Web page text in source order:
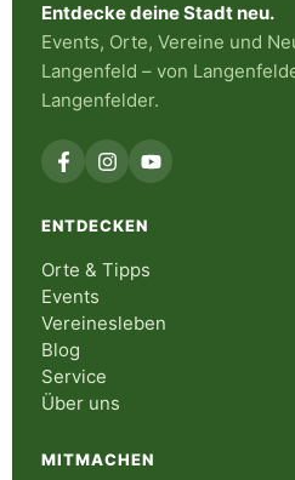
Entdecke deine Stadt neu.
Events, Orte, Vereine und
Langenfeld – von
Langenfelder.
ENTDECKEN
Orte & Tipps
Events
Vereinesleben
Blog
Service
Über uns
MITMACHEN